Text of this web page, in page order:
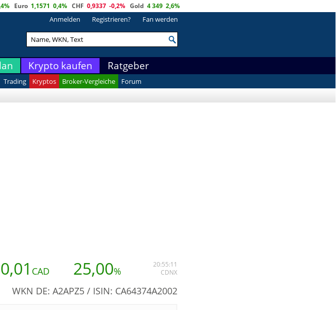
Euro 1,1571 0,4% CHF 0,9337 -0,2% Gold 4 349 2,6%
Anmelden Registrieren? Fan werden
Krypto kaufen Ratgeber
Trading Kryptos Broker-Vergleiche
Forum
0,01 CAD 25,00%
20:55:11
CDNX
WKN DE: A2APZ5 / ISIN: CA64374A2002